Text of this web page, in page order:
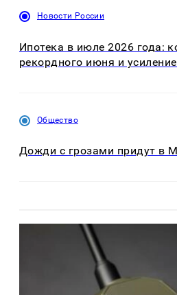
Новости России
Ипотека в июле 2026 года:
рекордного июня и
Общество
Дожди с грозами придут в